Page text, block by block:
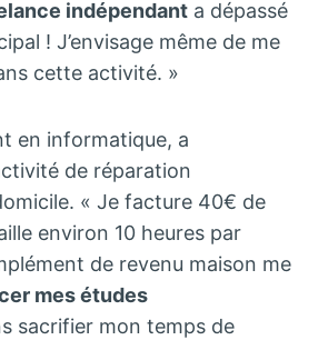
indépendant a dépassé
! J’envisage même de me
cette activité. »
en informatique, a
de réparation
« Je facture 40€ de
environ 10 heures par
de revenu maison me
mes études
sacrifier mon temps de